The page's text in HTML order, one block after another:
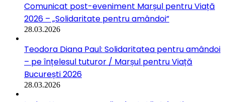
Comunicat post-eveniment Marșul pentru Viață
2026 – „Solidaritate pentru amândoi”
28.03.2026
Teodora Diana Paul: Solidaritatea pentru amândoi
– pe înțelesul tuturor / Marșul pentru Viață
București 2026
28.03.2026